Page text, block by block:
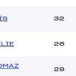
32
26
29